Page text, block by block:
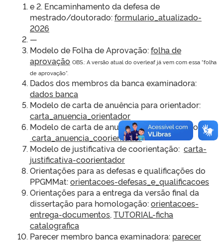
e 2. Encaminhamento da defesa de
mestrado/doutorado:formulario_atualizado-
2026
—
Modelo de Folha de Aprovação:folha de
aprovação OBS.: A versão atual do overleaf já vem com essa “folha
de aprovação”.
Dados dos membros da banca examinadora:
dados banca
Modelo de carta de anuência para orientador:
carta_anuencia_orientador
Modelo de carta de anuência de coorientador:
carta_anuencia_coorientador
Modelo de justificativa de coorientação: carta-
justificativa-coorientador
Orientações para as defesas e qualificações do
PPGMMat:orientacoes-defesas_e_qualificacoes
Orientações para a entrega da versão final da
dissertação para homologação:orientacoes-
entrega-documentos, TUTORIAL-ficha
catalografica
Parecer membro banca examinadora: parecer